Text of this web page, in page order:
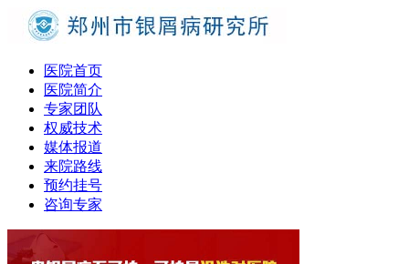
医院首页
医院简介
专家团队
权威技术
媒体报道
来院路线
预约挂号
咨询专家